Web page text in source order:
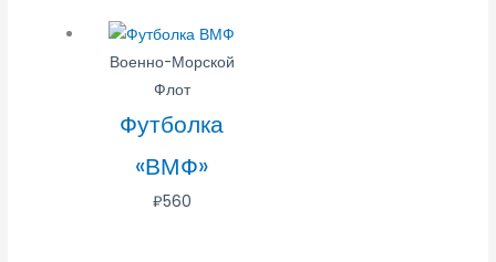
Военно-Морской
Флот
Футболка
«ВМФ»
₽560